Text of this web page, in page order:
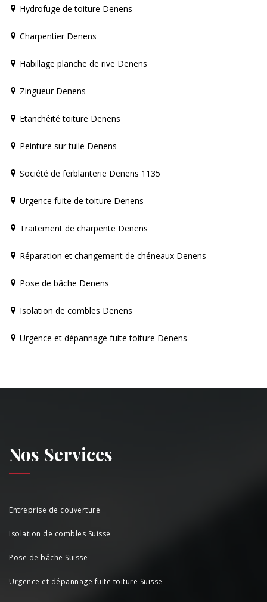
Hydrofuge de toiture Denens
Charpentier Denens
Habillage planche de rive Denens
Zingueur Denens
Etanchéité toiture Denens
Peinture sur tuile Denens
Société de ferblanterie Denens 1135
Urgence fuite de toiture Denens
Traitement de charpente Denens
Réparation et changement de chéneaux Denens
Pose de bâche Denens
Isolation de combles Denens
Urgence et dépannage fuite toiture Denens
Nos Services
Entreprise de couverture
Isolation de combles Suisse
Pose de bâche Suisse
Urgence et dépannage fuite toiture Suisse